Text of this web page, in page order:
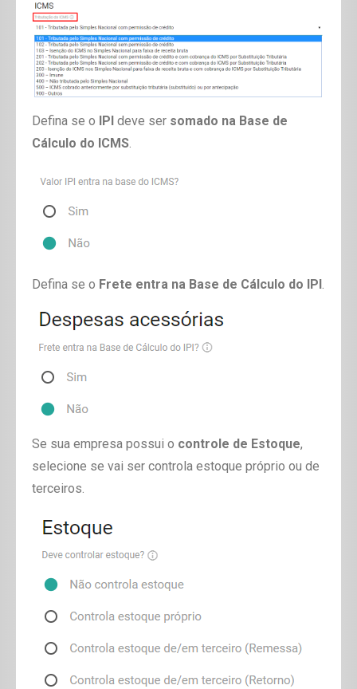
Defina se o IPI deve ser somado na Base de
Cálculo do ICMS.
Defina se o Frete entra na Base de Cálculo do IPI .
Se sua empresa possui o controle de Estoque,
selecione se vai ser controla estoque próprio ou de
terceiros.